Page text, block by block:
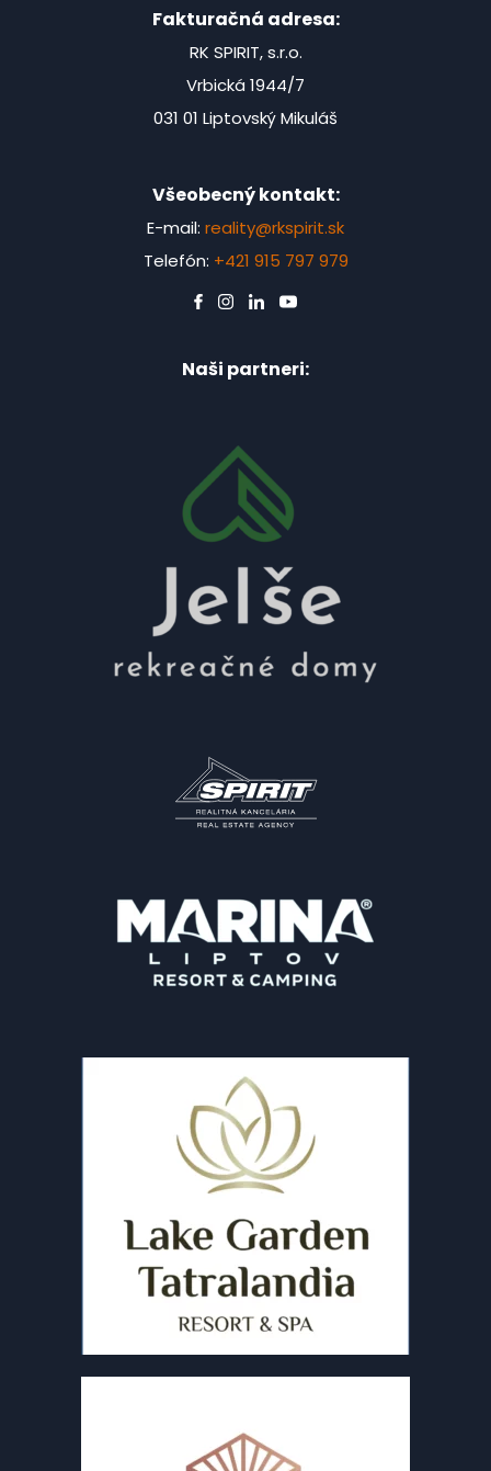
Fakturačná adresa:
RK SPIRIT, s.r.o.
Vrbická 1944/7
031 01 Liptovský Mikuláš
Všeobecný kontakt:
E-mail: reality@rkspirit.sk
Telefón: +421 915 797 979
Naši partneri: